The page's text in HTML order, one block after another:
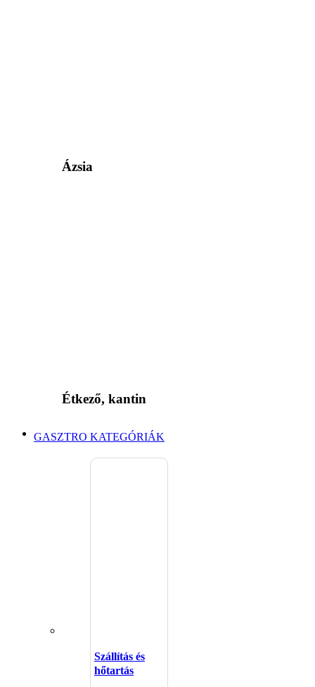
Ázsia
Étkező, kantin
GASZTRO KATEGÓRIÁK
Szállítás és
hőtartás